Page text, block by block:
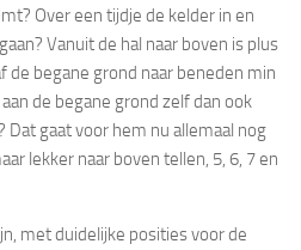
Over een tijdje de kelder in en
Vanuit de hal naar boven is plus
de begane grond naar beneden min
de begane grond zelf dan ook
gaat voor hem nu allemaal nog
lekker naar boven tellen, 5, 6, 7 en
met duidelijke posities voor de